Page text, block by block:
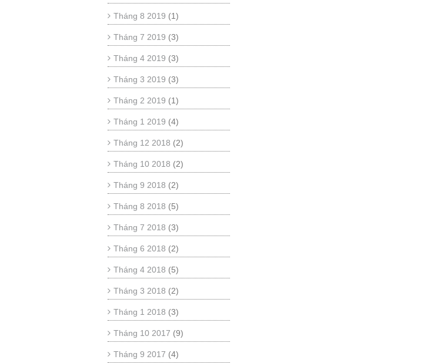
Tháng 8 2019 (1)
Tháng 7 2019 (3)
Tháng 4 2019 (3)
Tháng 3 2019 (3)
Tháng 2 2019 (1)
Tháng 1 2019 (4)
Tháng 12 2018 (2)
Tháng 10 2018 (2)
Tháng 9 2018 (2)
Tháng 8 2018 (5)
Tháng 7 2018 (3)
Tháng 6 2018 (2)
Tháng 4 2018 (5)
Tháng 3 2018 (2)
Tháng 1 2018 (3)
Tháng 10 2017 (9)
Tháng 9 2017 (4)